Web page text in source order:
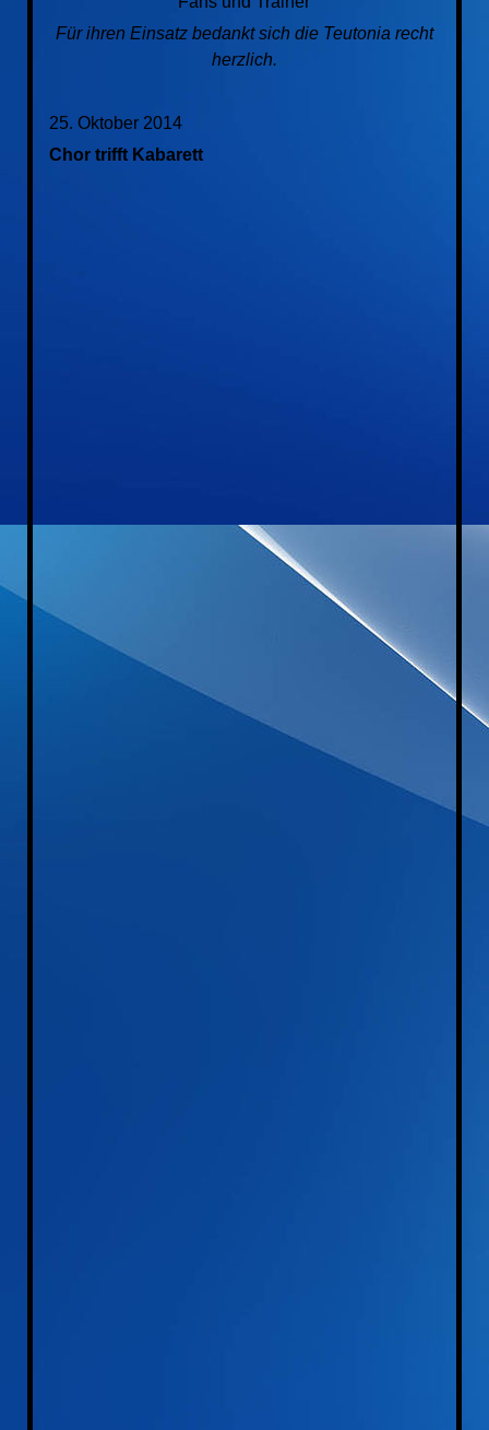
Für ihren Einsatz bedankt sich die Teutonia recht
herzlich.
25. Oktober 2014
Chor trifft Kabarett